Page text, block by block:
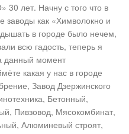
лет. Начну с того что в
заводы как «Химволокно и
в городе было нечем,
всю гадость, теперь я
данный момент
какая у нас в городе
Завод Дзержинского
Бетонный,
Пивзовод, Мясокомбинат,
Алюминевый строят,